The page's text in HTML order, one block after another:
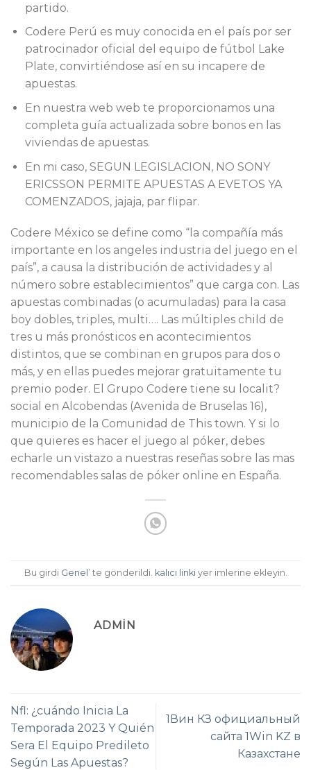
partido.
Codere Perú es muy conocida en el país por ser
patrocinador oficial del equipo de fútbol Lake
Plate, convirtiéndose así en su incapere de
apuestas.
En nuestra web web te proporcionamos una
completa guía actualizada sobre bonos en las
viviendas de apuestas.
En mi caso, SEGUN LEGISLACION, NO SONY
ERICSSON PERMITE APUESTAS A EVETOS YA
COMENZADOS, jajaja, par flipar.
Codere México se define como “la compañía más
importante en los angeles industria del juego en el
país”, a causa la distribución de actividades y al
número sobre establecimientos” que carga con. Las
apuestas combinadas (o acumuladas) para la casa
boy dobles, triples, multi…. Las múltiples child de
tres u más pronósticos en acontecimientos
distintos, que se combinan en grupos para dos o
más, y en ellas puedes mejorar gratuitamente tu
premio poder. El Grupo Codere tiene su localit?
social en Alcobendas (Avenida de Bruselas 16),
municipio de la Comunidad de This town. Y si lo
que quieres es hacer el juego al póker, debes
echarle un vistazo a nuestras reseñas sobre las mas
recomendables salas de póker online en España.
Bu girdi Genel’ te gönderildi. kalıcı linkiyer imlerine ekleyin.
ADMIN
Nfl: ¿cuándo Inicia La
Temporada 2023 Y Quién
Sera El Equipo Predileto
Según Las Apuestas?
1Вин КЗ официальный
сайта 1Win KZ в
Казахстане